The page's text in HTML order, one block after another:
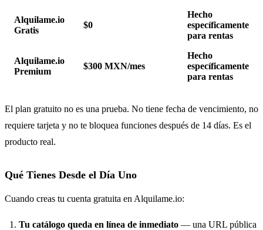
Alquilame.io
Gratis
$0
Hecho
específicamente
para rentas
Alquilame.io
Premium
$300 MXN/mes
Hecho
específicamente
para rentas
El plan gratuito no es una prueba. No tiene fecha de vencimiento, no
requiere tarjeta y no te bloquea funciones después de 14 días. Es el
producto real.
Qué Tienes Desde el Día Uno
Cuando creas tu cuenta gratuita en Alquilame.io:
Tu catálogo queda en línea de inmediato — una URL pública